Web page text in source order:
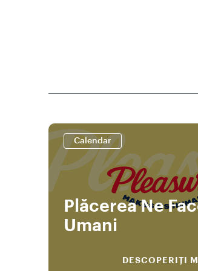
Calendar
Plăcerea Ne
Umani
DESCOPERIȚI